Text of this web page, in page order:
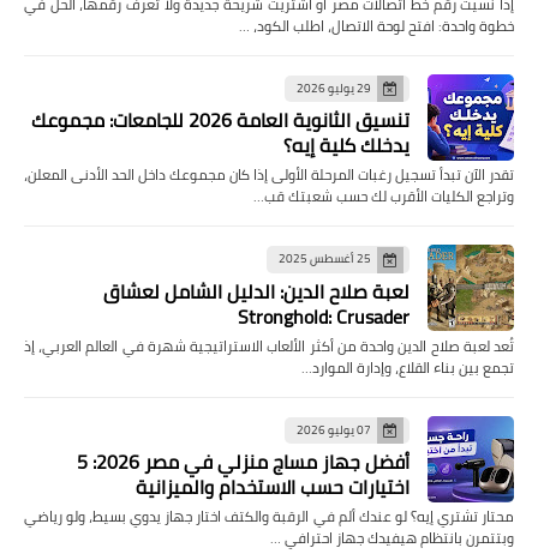
خطوة واحدة: افتح لوحة الاتصال، اطلب الكود، …
29 يوليو 2026
تنسيق الثانوية العامة 2026 للجامعات: مجموعك
يدخلك كلية إيه؟
تقدر الآن تبدأ تسجيل رغبات المرحلة الأولى إذا كان مجموعك داخل الحد الأدنى المعلن،
وتراجع الكليات الأقرب لك حسب شعبتك قب…
25 أغسطس 2025
لعبة صلاح الدين: الدليل الشامل لعشاق
Stronghold: Crusader
تُعد لعبة صلاح الدين واحدة من أكثر الألعاب الاستراتيجية شهرة في العالم العربي، إذ
تجمع بين بناء القلاع، وإدارة الموارد…
07 يوليو 2026
أفضل جهاز مساج منزلي في مصر 2026: 5
اختيارات حسب الاستخدام والميزانية
محتار تشتري إيه؟ لو عندك ألم في الرقبة والكتف اختار جهاز يدوي بسيط، ولو رياضي
وبتتمرن بانتظام هيفيدك جهاز احترافي …